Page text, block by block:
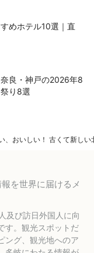
、おいしい！ 古くて新し
めホテル10選｜直
奈良・神戸の2026年8
り8選
を世界に届けるメ
及び訪日外国人に向
す。観光スポットだ
ング、観光地へのア